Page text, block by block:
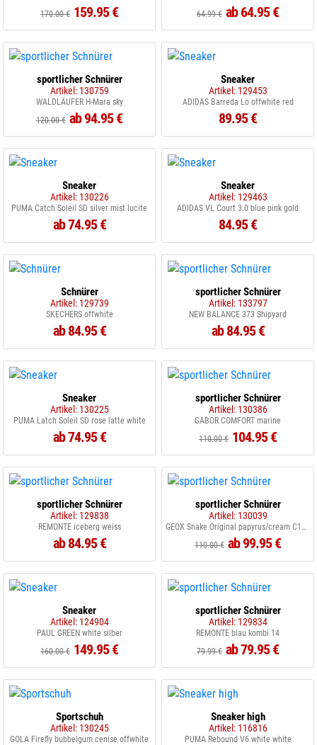
170.00 € 159.95 €
64.99 € ab 64.95 €
sportlicher Schnürer
Artikel: 130759
WALDLÄUFER H-Mara sky
120.00 € ab 94.95 €
Sneaker
Artikel: 129453
ADIDAS Barreda Lo offwhite red
89.95 €
Sneaker
Artikel: 130226
PUMA Catch Soleil SD silver mist lucite
ab 74.95 €
Sneaker
Artikel: 129463
ADIDAS VL Court 3.0 blue pink gold
84.95 €
Schnürer
Artikel: 129739
SKECHERS offwhite
ab 84.95 €
sportlicher Schnürer
Artikel: 133797
NEW BALANCE 373 Shipyard
ab 84.95 €
Sneaker
Artikel: 130225
PUMA Latch Soleil SD rose latte white
ab 74.95 €
sportlicher Schnürer
Artikel: 130386
GABOR COMFORT marine
110.00 € 104.95 €
sportlicher Schnürer
Artikel: 129838
REMONTE iceberg weiss
ab 84.95 €
sportlicher Schnürer
Artikel: 130039
GEOX Snake Original papyrus/cream C1S5K
110.00 € ab 99.95 €
Sneaker
Artikel: 124904
PAUL GREEN white silber
160.00 € 149.95 €
sportlicher Schnürer
Artikel: 129834
REMONTE blau kombi 14
79.99 € ab 79.95 €
Sportschuh
Artikel: 130245
GOLA Firefly bubbelgum cenise offwhite
Sneaker high
Artikel: 116816
PUMA Rebound V6 white white